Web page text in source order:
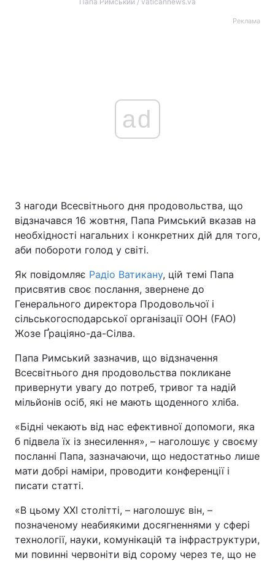
Реклама
ad
З нагоди Всесвітнього дня продовольства, що
відзначався 16 жовтня, Папа Римський вказав на
необхідності нагальних і конкретних дій для того,
аби побороти голод у світі.
Як повідомляє Радіо Ватикану, цій темі Папа
присвятив своє послання, звернене до
Генерального директора Продовольчої і
сільськогосподарської організації ООН (FAO)
Жозе Ґраціяно-да-Сілва.
Папа Римський зазначив, що відзначення
Всесвітнього дня продовольства покликане
привернути увагу до потреб, тривог та надій
мільйонів осіб, які не мають щоденного хліба.
«Бідні чекають від нас ефективної допомоги, яка
б підвела їх із знесилення», – наголошує у своєму
посланні Папа, зазначаючи, що недостатньо лише
мати добрі наміри, проводити конференції і
писати статті.
«В цьому ХХІ столітті, – наголошує він, –
позначеному неабиякими досягненнями у сфері
технології, науки, комунікацій та інфраструктури,
ми повинні червоніти від сорому через те, що не